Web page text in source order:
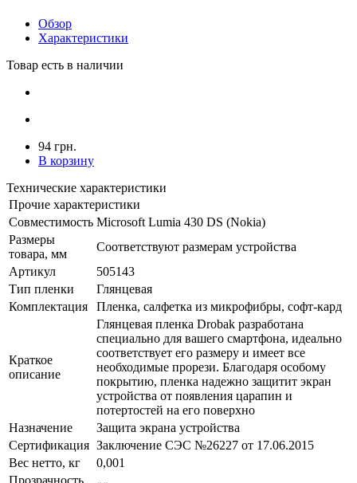
Обзор
Характеристики
Товар есть в наличии
94 грн.
В корзину
Технические характеристики
Прочие характеристики
Совместимость Microsoft Lumia 430 DS (Nokia)
Размеры
товара, мм
Соответствуют размерам устройства
Артикул
505143
Тип пленки
Глянцевая
Комплектация
Пленка, салфетка из микрофибры, софт-кард
Краткое
описание
Глянцевая пленка Drobak разработана
специально для вашего смартфона, идеально
соответствует его размеру и имеет все
необходимые прорези. Благодаря особому
покрытию, пленка надежно защитит экран
устройства от появления царапин и
потертостей на его поверхно
Назначение
Защита экрана устройства
Сертификация Заключение СЭС №26227 от 17.06.2015
Вес нетто, кг
0,001
Прозрачность